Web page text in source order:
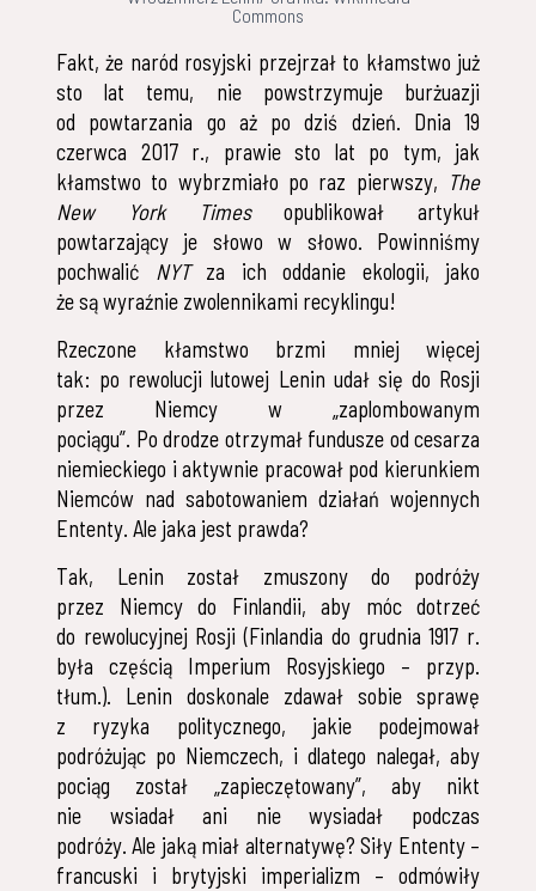
Commons
Fakt, że naród rosyjski przejrzał to kłamstwo już
sto lat temu, nie powstrzymuje burżuazji
od powtarzania go aż po dziś dzień. Dnia 19
czerwca 2017 r., prawie sto lat po tym, jak
kłamstwo to wybrzmiało po raz pierwszy, The
New York Timesopublikował artykuł
powtarzający je słowo w słowo. Powinniśmy
pochwalić
NYTza ich oddanie ekologii, jako
że są wyraźnie zwolennikami recyklingu!
Rzeczone kłamstwo brzmi mniej więcej
tak: po rewolucji lutowej Lenin udał się do Rosji
przez Niemcy w „zaplombowanym
pociągu”. Po drodze otrzymał fundusze od cesarza
niemieckiego i aktywnie pracował pod kierunkiem
Niemców nad sabotowaniem działań wojennych
Ententy. Ale jaka jest prawda?
Tak, Lenin został zmuszony do podróży
przez Niemcy do Finlandii, aby móc dotrzeć
do rewolucyjnej Rosji (Finlandia do grudnia 1917 r.
była częścią Imperium Rosyjskiego – przyp.
tłum.). Lenin doskonale zdawał sobie sprawę
z ryzyka politycznego, jakie podejmował
podróżując po Niemczech, i dlatego nalegał, aby
pociąg został „zapieczętowany”, aby nikt
nie wsiadał ani nie wysiadał podczas
podróży. Ale jaką miał alternatywę? Siły Ententy –
francuski i brytyjski imperializm – odmówiły